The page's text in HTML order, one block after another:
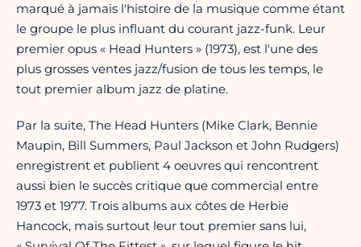
marqué à jamais l'histoire de la musique comme étant
le groupe le plus influant du courant jazz-funk. Leur
premier opus « Head Hunters » (1973), est l'une des
plus grosses ventes jazz/fusion de tous les temps, le
tout premier album jazz de platine.
Par la suite, The Head Hunters (Mike Clark, Bennie
Maupin, Bill Summers, Paul Jackson et John Rudgers)
enregistrent et publient 4 oeuvres qui rencontrent
aussi bien le succès critique que commercial entre
1973 et 1977. Trois albums aux côtes de Herbie
Hancock, mais surtout leur tout premier sans lui,